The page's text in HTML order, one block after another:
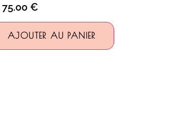
75.00 €
AJOUTER AU PANIER
Alternative: